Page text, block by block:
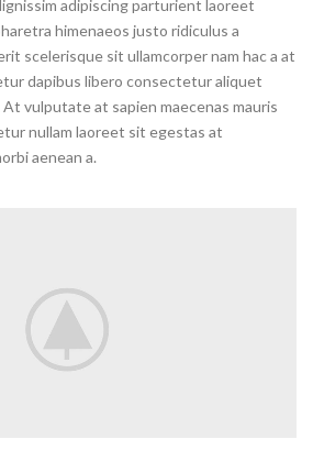
adipiscing parturient laoreet
himenaeos justo ridiculus a
scelerisque sit ullamcorper nam hac a at
dapibus libero consectetur aliquet
vulputate at sapien maecenas mauris
nullam laoreet sit egestas at
aenean a.